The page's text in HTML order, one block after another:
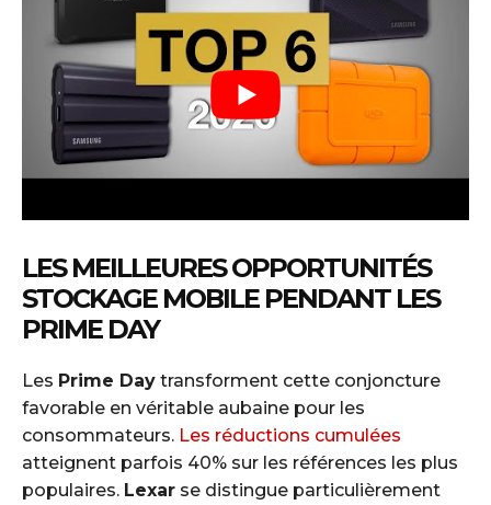
LES MEILLEURES OPPORTUNITÉS
STOCKAGE MOBILE PENDANT LES
PRIME DAY
Les Prime Day transforment cette conjoncture
favorable en véritable aubaine pour les
consommateurs. Les réductions cumulées
atteignent parfois 40% sur les références les plus
populaires. Lexar se distingue particulièrement